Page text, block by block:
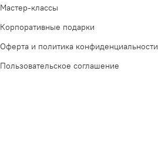
Мастер-классы
Корпоративные подарки
Оферта и политика конфиденциальности
Пользовательское соглашение